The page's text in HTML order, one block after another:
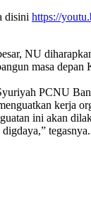
disini https://
NU
masa depan
PCNU
kerja
ini akan
tegasnya.